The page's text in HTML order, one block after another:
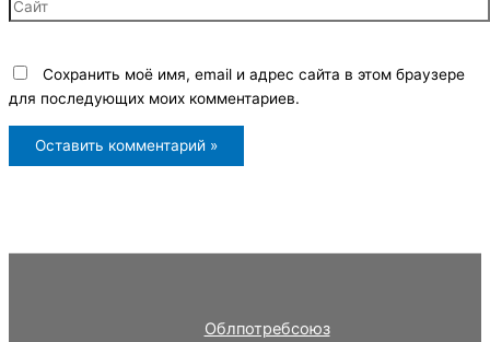
Сохранить моё имя, email и адрес сайта в этом браузере
для последующих моих комментариев.
Облпотребсоюз